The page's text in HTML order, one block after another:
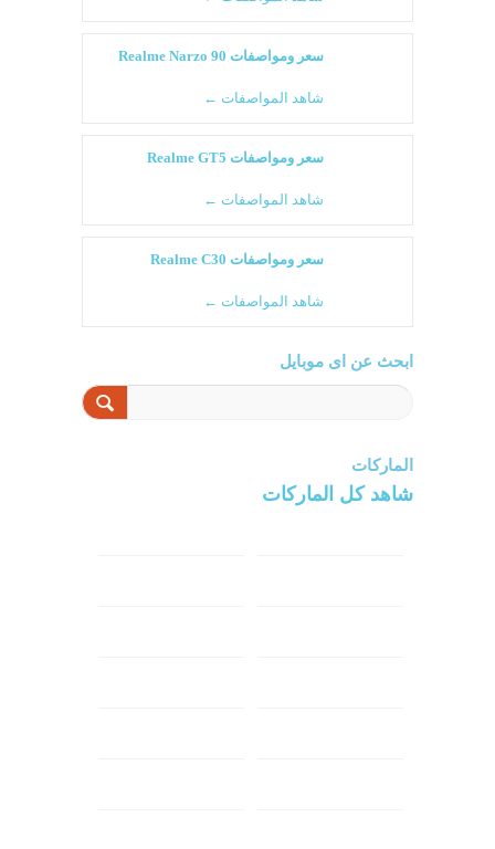
سعر ومواصفات Realme Narzo 90
شاهد المواصفات ←
سعر ومواصفات Realme GT5
شاهد المواصفات ←
سعر ومواصفات Realme C30
شاهد المواصفات ←
ابحث عن اى موبايل
الماركات
شاهد كل الماركات